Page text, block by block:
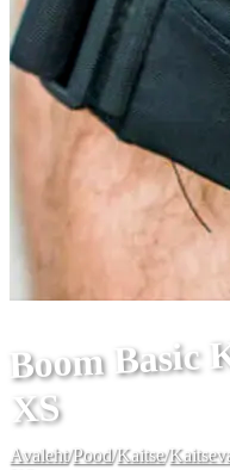
Boom Basic
XS
Avaleht/Pood/Kaitse/